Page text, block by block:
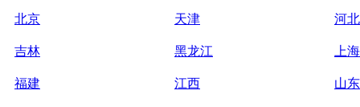
北京 天津 河北
吉林 黑龙江 上海
福建 江西 山东